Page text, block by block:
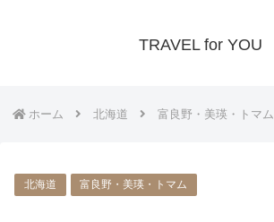
TRAVEL for YOU
ホーム 北海道 富良野・美瑛・トマム
北海道 富良野・美瑛・トマム